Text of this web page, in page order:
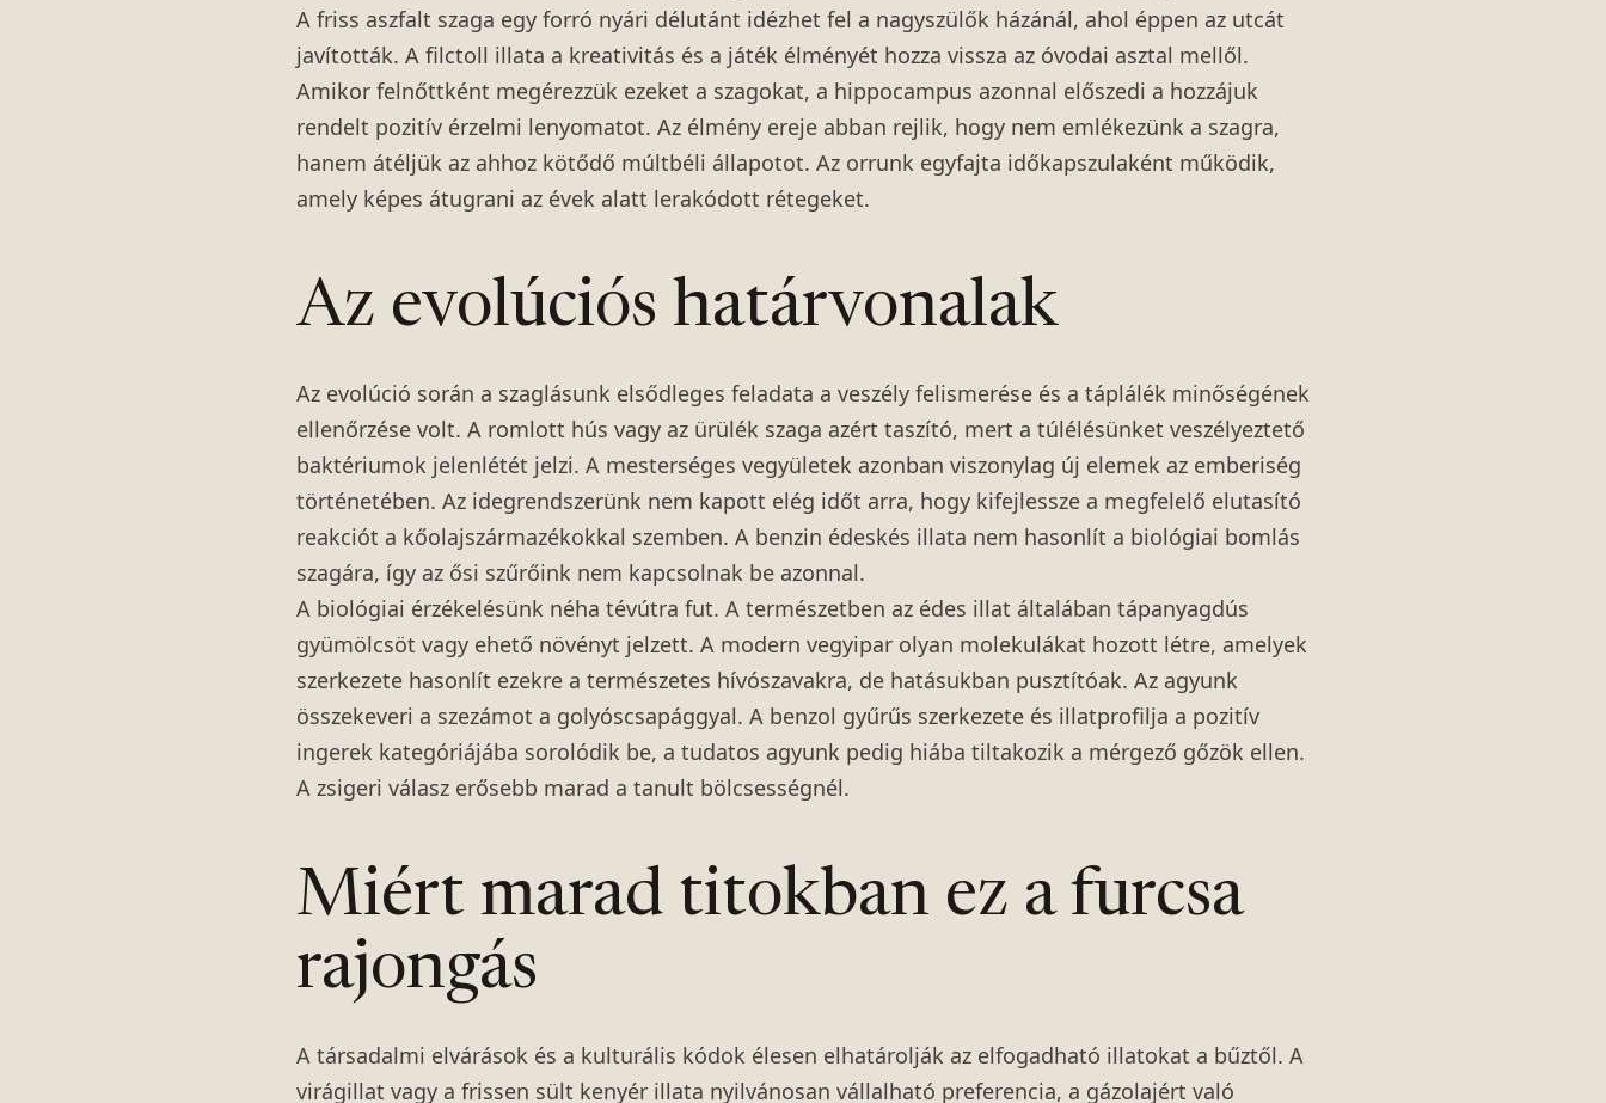
A friss aszfalt szaga egy forró nyári délutánt idézhet fel a nagyszülők házánál, ahol éppen az utcát
javították. A filctoll illata a kreativitás és a játék élményét hozza vissza az óvodai asztal mellől.
Amikor felnőttként megérezzük ezeket a szagokat, a hippocampus azonnal előszedi a hozzájuk
rendelt pozitív érzelmi lenyomatot. Az élmény ereje abban rejlik, hogy nem emlékezünk a szagra,
hanem átéljük az ahhoz kötődő múltbéli állapotot. Az orrunk egyfajta időkapszulaként működik,
amely képes átugrani az évek alatt lerakódott rétegeket.
Az evolúciós határvonalak
Az evolúció során a szaglásunk elsődleges feladata a veszély felismerése és a táplálék minőségének
ellenőrzése volt. A romlott hús vagy az ürülék szaga azért taszító, mert a túlélésünket veszélyeztető
baktériumok jelenlétét jelzi. A mesterséges vegyületek azonban viszonylag új elemek az emberiség
történetében. Az idegrendszerünk nem kapott elég időt arra, hogy kifejlessze a megfelelő elutasító
reakciót a kőolajszármazékokkal szemben. A benzin édeskés illata nem hasonlít a biológiai bomlás
szagára, így az ősi szűrőink nem kapcsolnak be azonnal.
A biológiai érzékelésünk néha tévútra fut. A természetben az édes illat általában tápanyagdús
gyümölcsöt vagy ehető növényt jelzett. A modern vegyipar olyan molekulákat hozott létre, amelyek
szerkezete hasonlít ezekre a természetes hívószavakra, de hatásukban pusztítóak. Az agyunk
összekeveri a szezámot a golyóscsapággyal. A benzol gyűrűs szerkezete és illatprofilja a pozitív
ingerek kategóriájába sorolódik be, a tudatos agyunk pedig hiába tiltakozik a mérgező gőzök ellen.
A zsigeri válasz erősebb marad a tanult bölcsességnél.
Miért marad titokban ez a furcsa
rajongás
A társadalmi elvárások és a kulturális kódok élesen elhatárolják az elfogadható illatokat a bűztől. A
virágillat vagy a frissen sült kenyér illata nyilvánosan vállalható preferencia, a gázolajért való